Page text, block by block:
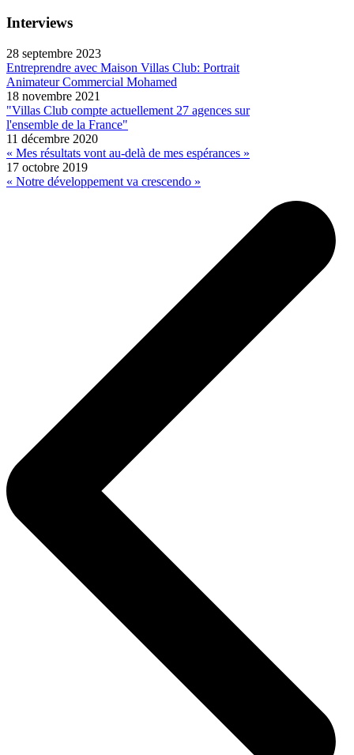
Interviews
28 septembre 2023
Entreprendre avec Maison Villas Club: Portrait
Animateur Commercial Mohamed
18 novembre 2021
"Villas Club compte actuellement 27 agences sur
l'ensemble de la France"
11 décembre 2020
« Mes résultats vont au-delà de mes espérances »
17 octobre 2019
« Notre développement va crescendo »